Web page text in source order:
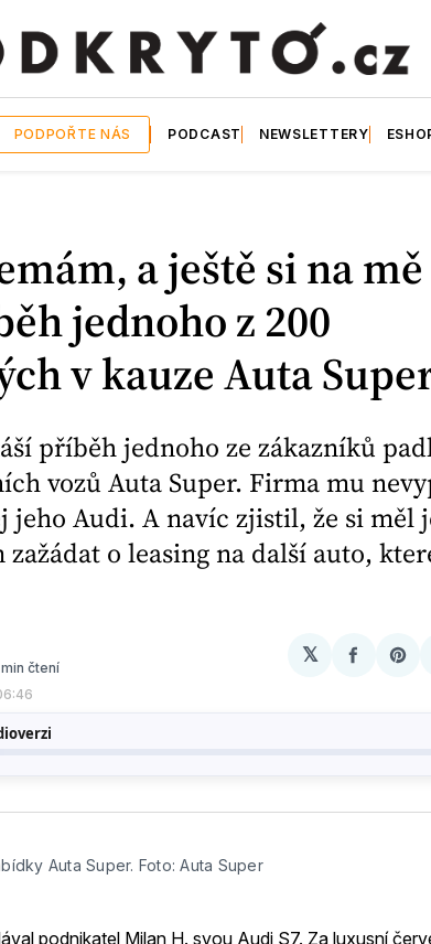
PODPOŘTE NÁS PODCAST NEWSLETTERY
a ještě si na
jednoho z 200
v kauze Auta
příběh jednoho ze zákazníků
vozů Auta Super. Firma mu
jeho Audi. A navíc zjistil, že si měl
o leasing na další auto,
čtení
𝕏
Sdílet
Auta Super. Foto: Auta Super
podnikatel Milan H. svou Audi S7. Za luxusní